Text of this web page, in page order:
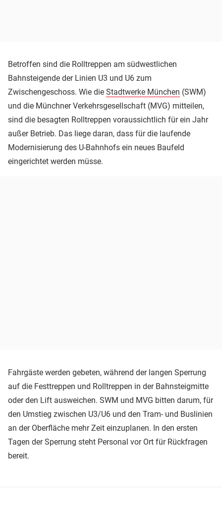
Betroffen sind die Rolltreppen am südwestlichen
Bahnsteigende der Linien U3 und U6 zum
Zwischengeschoss. Wie die Stadtwerke München (SWM)
und die Münchner Verkehrsgesellschaft (MVG) mitteilen,
sind die besagten Rolltreppen voraussichtlich für ein Jahr
außer Betrieb. Das liege daran, dass für die laufende
Modernisierung des U-Bahnhofs ein neues Baufeld
eingerichtet werden müsse.
Fahrgäste werden gebeten, während der langen Sperrung
auf die Festtreppen und Rolltreppen in der Bahnsteigmitte
oder den Lift ausweichen. SWM und MVG bitten darum, für
den Umstieg zwischen U3/U6 und den Tram- und Buslinien
an der Oberfläche mehr Zeit einzuplanen. In den ersten
Tagen der Sperrung steht Personal vor Ort für Rückfragen
bereit.